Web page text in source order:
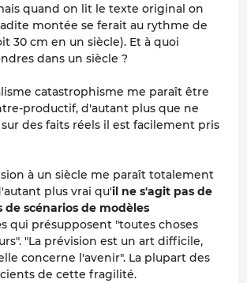
quand on lit le texte original on
montée se ferait au rythme de
30 cm en un siècle). Et à quoi
dans un siècle ?
catastrophisme me paraît être
productif, d'autant plus que ne
des faits réels il est facilement pris
à un siècle me paraît totalement
plus vrai qu'il ne s'agit pas de
de scénarios de modèles
s qui présupposent "toutes choses
"La prévision est un art difficile,
concerne l'avenir". La plupart des
de cette fragilité.